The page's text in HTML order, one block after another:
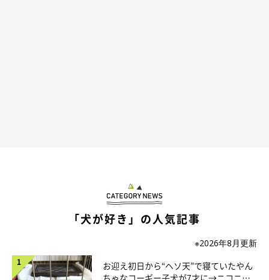
「犬が好き」の人気記事
※2026年8月更新
お迎え初日から“ヘソ天”で寝ていたやん